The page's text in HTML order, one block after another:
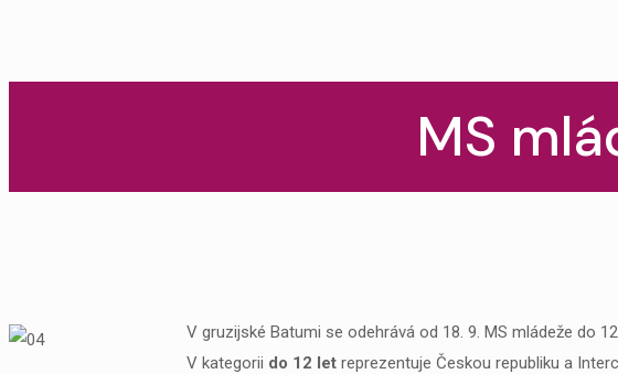
MS
V gruzijské Batumi se odehrává od 18. 9. MS mládeže do 12
V kategorii do 12 let reprezentuje Českou republiku a